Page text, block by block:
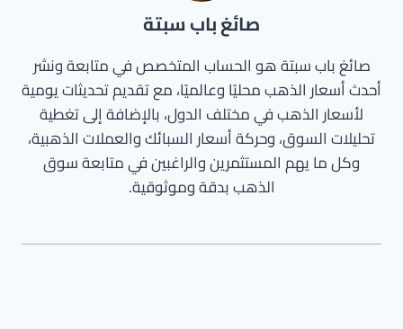
صائغ باب سبتة
صائغ باب سبتة هو الحساب المتخصص في متابعة ونشر
أحدث أسعار الذهب محليًا وعالميًا، مع تقديم تحديثات يومية
لأسعار الذهب في مختلف الدول، بالإضافة إلى تغطية
تحليلات السوق، وحركة أسعار السبائك والعملات الذهبية،
وكل ما يهم المستثمرين والراغبين في متابعة سوق
الذهب بدقة وموثوقية.